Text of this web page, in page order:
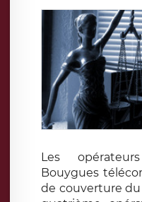
Les
Bouygues
de couverture